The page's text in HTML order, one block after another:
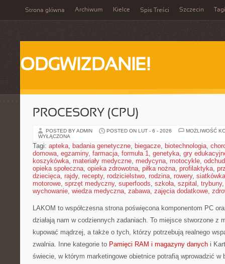
Strona główna Archiwum Kielce Spis Treści Szczecin Tagi
ODGWIZDANIE!
PROCESORY (CPU)
POSTED BY ADMIN POSTED ON LUT - 6 - 2026
MOŻLIWOŚĆ
WYŁĄCZONA
Tagi: apteka, badania genetyczne, biegacze, biotechnologia,
domowa, egzaminy, farmacja, formuła 1, genetyka, gry
koszykówka, materiały medyczne, medycyna, motocykle,
opieka społeczna, opieka zdrowotna, piłka nożna, profilaktyka,
dziecięca, rajdy, recepty, rodzicielstwo, rodzina, rowery, siatkówka
motorowe, sprzęt medyczny, superfoods, szkoła, szpital , trybuny
wychowanie, wiedza medyczna, zabawa, zajęcia dodatkowe,
LAKOM to współczesna strona poświęcona komponentom PC
działają nam w codziennych zadaniach. To miejsce stworzone z
kupować mądrzej, a także o tych, którzy potrzebują realnego
zwalnia. Inne kategorie to Pamięci RAM i magazyny danych i
świecie, w którym marketingowe obietnice potrafią wprowadzić w